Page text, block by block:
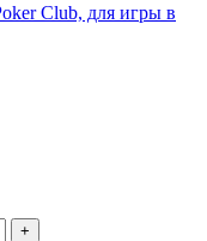
Club, для игры в
+